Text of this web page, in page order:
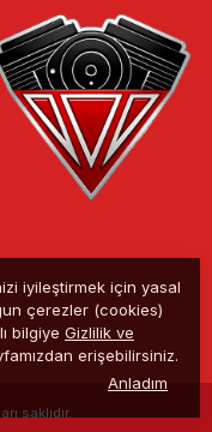
iyileştirmek için yasal
çerezler (cookies)
bilgiye Gizlilik ve
erişebilirsiniz.
Anladım
saklıdır.